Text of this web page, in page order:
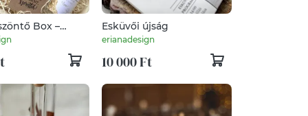
Box –
Apák
Esküvői újság
erianadesign
10 000 Ft